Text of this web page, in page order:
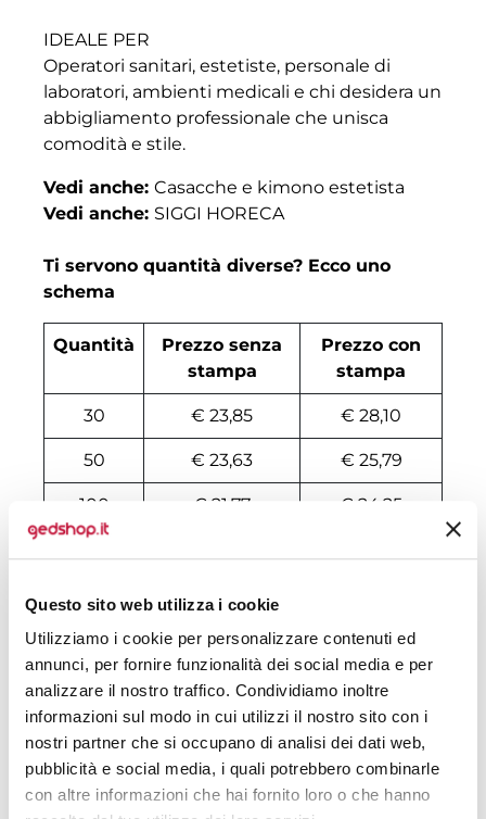
Questo sito web utilizza i cookie
Utilizziamo i cookie per personalizzare contenuti ed
annunci, per fornire funzionalità dei social media e per
analizzare il nostro traffico. Condividiamo inoltre
informazioni sul modo in cui utilizzi il nostro sito con i
nostri partner che si occupano di analisi dei dati web,
pubblicità e social media, i quali potrebbero combinarle
con altre informazioni che hai fornito loro o che hanno
IDEALE PER
Operatori sanitari, estetiste, personale di
laboratori, ambienti medicali e chi desidera un
abbigliamento professionale che unisca
comodità e stile.
Vedi anche: Casacche e kimono estetista
Vedi anche: SIGGI HORECA
Ti servono quantità diverse? Ecco uno
schema
Quantità
Prezzo senza
stampa
Prezzo con
stampa
30 € 23,85 € 28,10
50 € 23,63 € 25,79
100 € 21,77 € 24,25
500 € 20,58
1000 € 19,40 € 22,09
1500 € 19,24 € 21,78
2000 € 19,10 € 21,71
3000 € 18,96 € 21,63